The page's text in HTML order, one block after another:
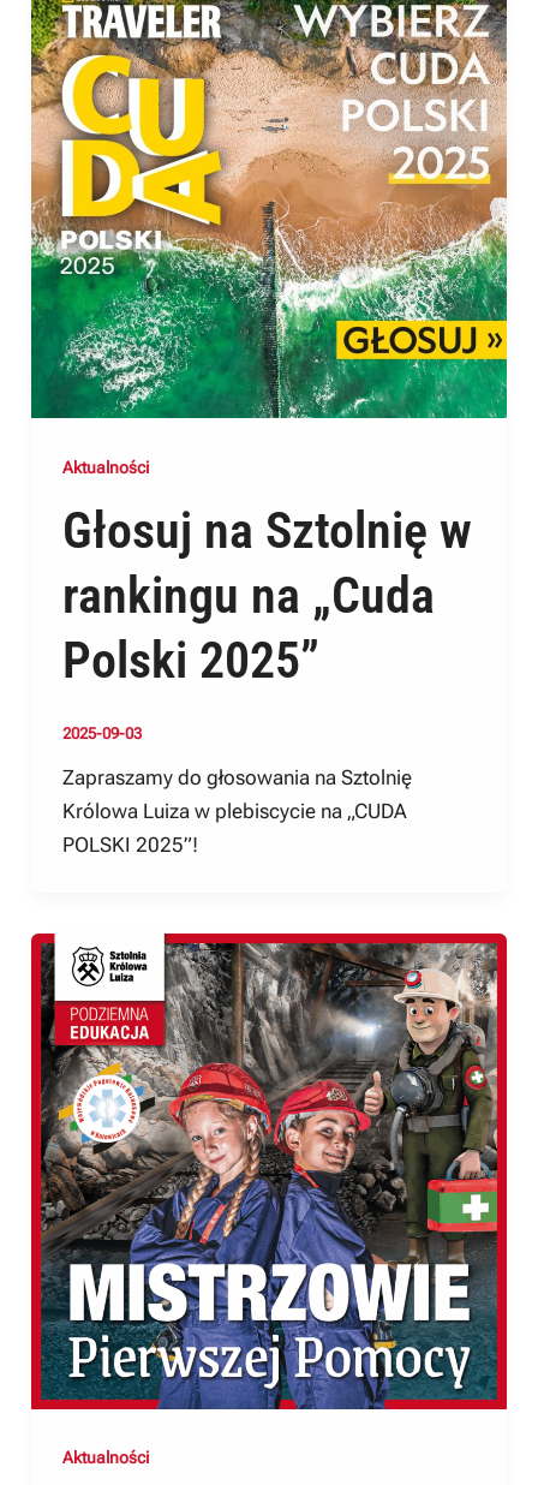
Aktualności
Głosuj na Sztolnię w
rankingu na „Cuda
Polski 2025”
2025-09-03
Zapraszamy do głosowania na Sztolnię
Królowa Luiza w plebiscycie na „CUDA
POLSKI 2025”!
Aktualności